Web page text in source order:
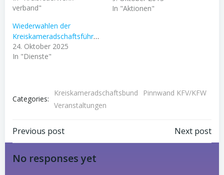
verband"
In "Aktionen"
Wiederwahlen der
Kreiskameradschaftsführung
24. Oktober 2025
In "Dienste"
Categories:
Kreiskameradschaftsbund
Pinnwand KFV/KFW
Veranstaltungen
Post
navigation
Previous post
Post
Next post
No responses yet